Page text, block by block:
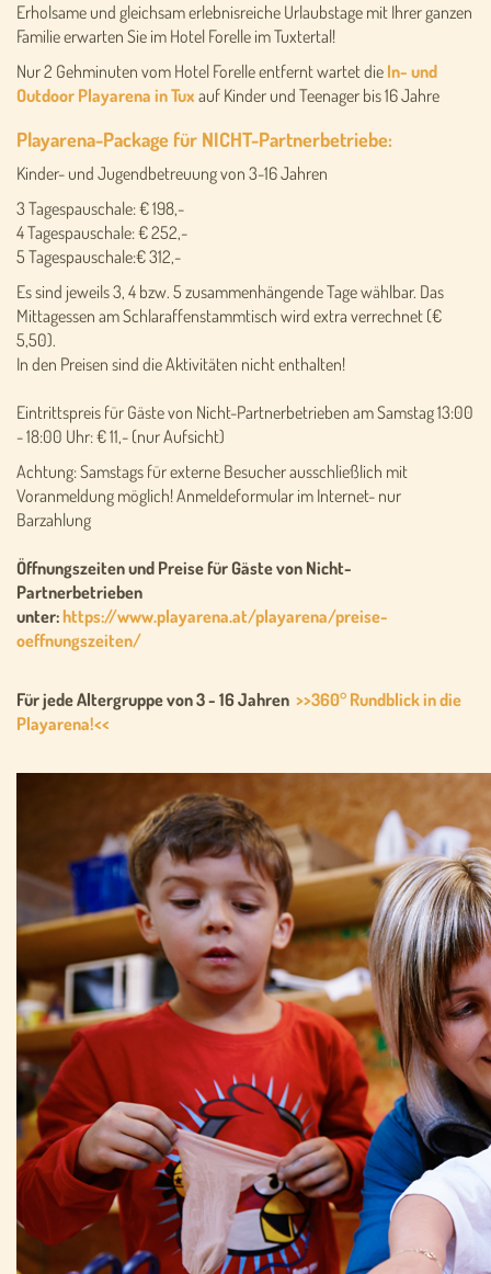
Erholsame und gleichsam erlebnisreiche Urlaubstage mit Ihrer ganzen
Familieerwarten Sie im Hotel Forelle im Tuxtertal!
Nur 2 Gehminuten vom Hotel Forelle entfernt wartet die In- und
Outdoor Playarena in Tux auf Kinder und Teenager bis 16 Jahre
Playarena-Package für NICHT-Partnerbetriebe:
Kinder- und Jugendbetreuung von 3-16 Jahren
3 Tagespauschale: € 198,-
4 Tagespauschale: € 252,-
5 Tagespauschale:€ 312,-
Es sind jeweils 3, 4 bzw. 5 zusammenhängende Tage wählbar. Das
Mittagessen am Schlaraffenstammtisch wird extra verrechnet (€
5,50).
In den Preisen sind die Aktivitäten nicht enthalten!
Eintrittspreis für Gäste von Nicht-Partnerbetrieben am Samstag 13:00
- 18:00 Uhr: € 11,- (nur Aufsicht)
Achtung: Samstags für externe Besucher ausschließlich mit
Voranmeldung möglich! Anmeldeformular im Internet- nur
Barzahlung
Öffnungszeiten und Preise für Gäste von Nicht-
Partnerbetrieben
unter:https://www.playarena.at/playarena/preise-
oeffnungszeiten/
Für jede Altergruppe von 3 - 16 Jahren >>360° Rundblick in die
Playarena!<<